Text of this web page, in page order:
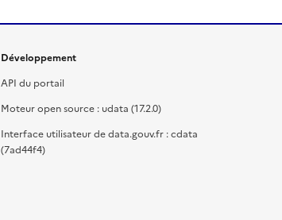
Développement
API du portail
Moteur open source : udata (17.2.0)
Interface utilisateur de data.gouv.fr : cdata
(7ad44f4)